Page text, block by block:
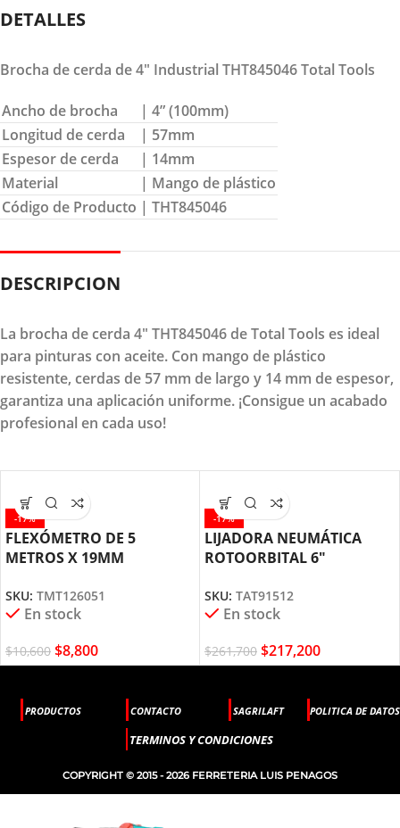
DETALLES
Brocha de cerda de 4″ Industrial THT845046 Total Tools
Ancho de brocha
| 4” (100mm)
Longitud de cerda
| 57mm
Espesor de cerda
| 14mm
Material
| Mango de plástico
Código de Producto | THT845046
DESCRIPCION
La brocha de cerda 4" THT845046 de Total Tools es ideal
para pinturas con aceite. Con mango de plástico
resistente, cerdas de 57 mm de largo y 14 mm de espesor,
garantiza una aplicación uniforme. ¡Consigue un acabado
profesional en cada uso!
-17%
FLEXÓMETRO DE 5
METROS X 19MM
SKU: TMT126051
En stock
$10,600 $8,800
-17%
LIJADORA NEUMÁTICA
ROTOORBITAL 6″
SKU: TAT91512
En stock
$261,700 $217,200
PRODUCTOS CONTACTO SAGRILAFT POLITICA DE DATOS
TERMINOS Y CONDICIONES
COPYRIGHT © 2015 - 2026 FERRETERIA LUIS PENAGOS